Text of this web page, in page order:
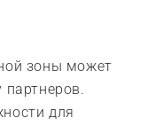
зоны может
для